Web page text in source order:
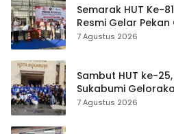
Semarak HUT Ke-
Resmi Gelar
Tradisional
7 Agustus 2026
Sambut HUT ke-
Sukabumi
ASRI Lewat Aksi
7 Agustus 2026